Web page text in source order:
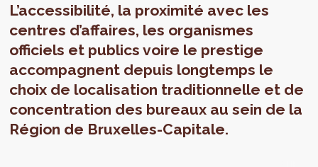
L’accessibilité, la proximité avec les
centres d’affaires, les organismes
officiels et publics voire le prestige
accompagnent depuis longtemps le
choix de localisation traditionnelle et de
concentration des bureaux au sein de la
Région de Bruxelles-Capitale.